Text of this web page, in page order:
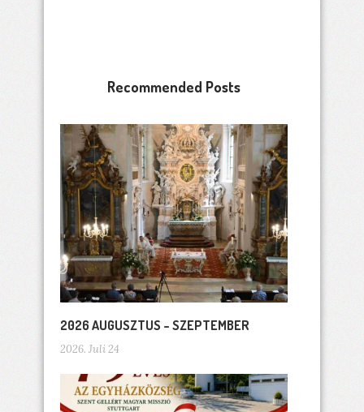
Recommended Posts
2026 AUGUSZTUS – SZEPTEMBER
2026. Juli 24